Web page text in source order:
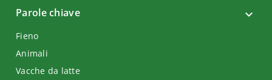
Parole chiave
Fieno
Animali
Vacche da latte